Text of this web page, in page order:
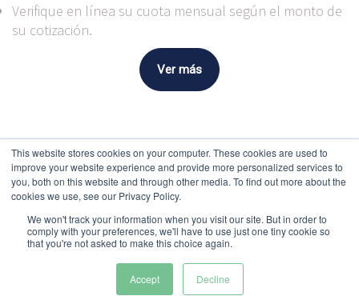
This website stores cookies on your computer. These cookies are used to
improve your website experience and provide more personalized services to
you, both on this website and through other media. To find out more about the
cookies we use, see our Privacy Policy.
We won't track your information when you visit our site. But in order to
comply with your preferences, we'll have to use just one tiny cookie so
that you're not asked to make this choice again.
Accept Decline
Verifique en línea su cuota mensual según el monto de
su cotización.
Ver más
Documentos y reglamentos
+506 2521-9595|info@metropolitanocr.com
Todos los derechos reservados © 2021 | Política de
Privacidad